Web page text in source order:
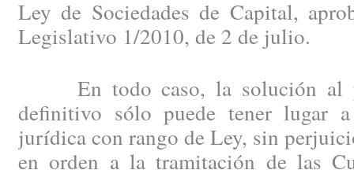
Ley de Sociedades de Capital,
Legislativo 1/2010, de 2 de julio.
En todo caso, la solución al
definitivo sólo puede tener lugar
jurídica con rango de Ley, sin
en orden a la tramitación de las